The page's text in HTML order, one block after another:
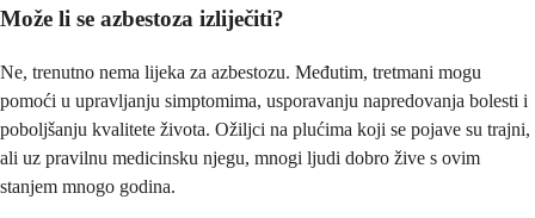
Može li se azbestoza izliječiti?
Ne, trenutno nema lijeka za azbestozu. Međutim, tretmani mogu
pomoći u upravljanju simptomima, usporavanju napredovanja bolesti i
poboljšanju kvalitete života. Ožiljci na plućima koji se pojave su trajni,
ali uz pravilnu medicinsku njegu, mnogi ljudi dobro žive s ovim
stanjem mnogo godina.